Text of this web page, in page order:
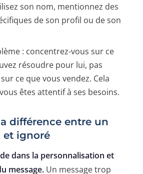
son nom, mentionnez des
de son profil ou de son
: concentrez-vous sur ce
résoudre pour lui, pas
ce que vous vendez. Cela
êtes attentif à ses besoins.
différence entre un
et ignoré
dans la personnalisation et
message. Un message trop